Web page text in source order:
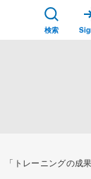
検索
トレーニングの成